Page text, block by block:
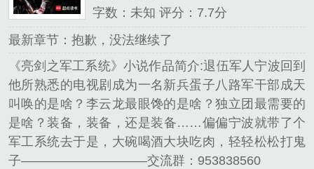
字数：未知 评分：7.7分
最新章节：抱歉，没法继续了
《亮剑之军工系统》小说作品简介:退伍军人宁波回到
他所熟悉的电视剧成为一名新兵蛋子八路军干部成天
叫唤的是啥？李云龙最眼馋的是啥？独立团最需要的
是啥？装备，装备，还是装备……偏偏宁波就带了个
军工系统去于是，大碗喝酒大块吃肉，轻轻松松打鬼
子——————————交流群：953838560